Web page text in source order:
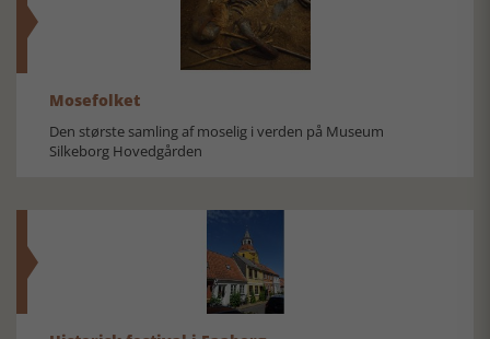
Mosefolket
Den største samling af moselig i verden på Museum
Silkeborg Hovedgården